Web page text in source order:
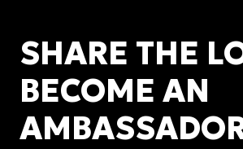
SHARE THE
BECOME AN